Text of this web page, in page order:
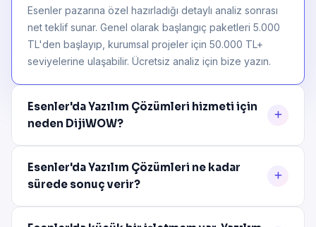
Esenler pazarına özel hazırladığı detaylı analiz sonrası
net teklif sunar. Genel olarak başlangıç paketleri 5.000
TL'den başlayıp, kurumsal projeler için 50.000 TL+
seviyelerine ulaşabilir. Ücretsiz analiz için bize yazın.
Esenler'da Yazılım Çözümleri hizmeti için
neden DijiWOW?
Esenler'da Yazılım Çözümleri ne kadar
sürede sonuç verir?